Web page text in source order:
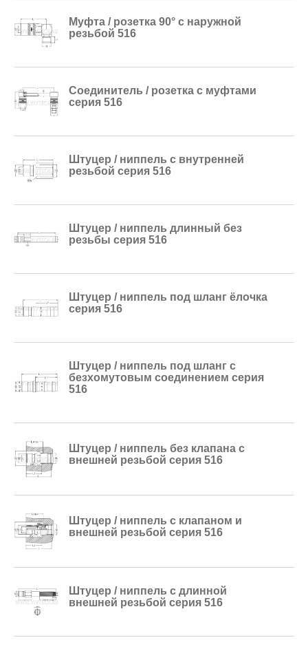
Муфта / розетка 90° с наружной
резьбой 516
Соединитель / розетка с муфтами
серия 516
Штуцер / ниппель с внутренней
резьбой серия 516
Штуцер / ниппель длинный без
резьбы серия 516
Штуцер / ниппель под шланг ёлочка
серия 516
Штуцер / ниппель под шланг с
безхомутовым соединением серия
516
Штуцер / ниппель без клапана с
внешней резьбой серия 516
Штуцер / ниппель с клапаном и
внешней резьбой серия 516
Штуцер / ниппель c длинной
внешней резьбой серия 516